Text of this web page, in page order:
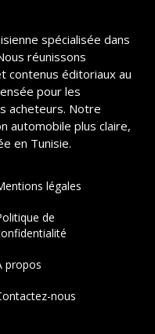
spécialisée dans
réunissons
contenus éditoriaux au
pour les
acheteurs. Notre
automobile plus claire,
en Tunisie.
légales
de
propos
nous